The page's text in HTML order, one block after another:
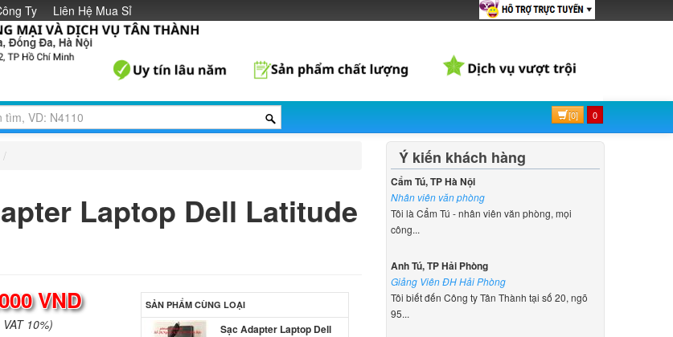
Ty Liên Hệ Mua Sỉ
[0] 0
/
Laptop Dell Latitude
VND
10%)
SẢN PHẨM CÙNG LOẠI
Sạc Adapter Laptop Dell
Ý kiến khách hàng
Cẩm Tú, TP Hà Nội
Nhân viên văn phòng
Tôi là Cẩm Tú - nhân viên văn phòng, mọi
công...
Anh Tú, TP Hải Phòng
Giảng Viên ĐH Hải Phòng
Tôi biết đến Công ty Tân Thành tại số 20, ngõ
95...